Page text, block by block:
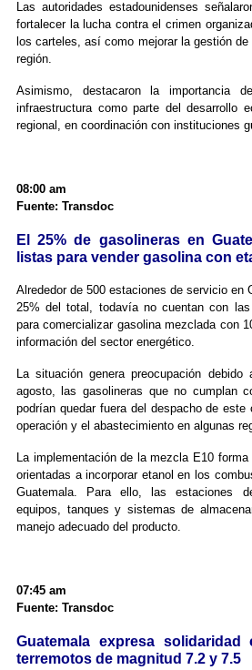
Las autoridades estadounidenses
fortalecer la lucha contra el crimen
los carteles, así como mejorar la gestión
región.
Asimismo, destacaron la importancia
infraestructura como parte del desarrollo
regional, en coordinación con instituciones
08:00 am
Fuente: Transdoc
El 25% de gasolineras en
listas para vender gasolina con
Alrededor de 500 estaciones de servicio en
25% del total, todavía no cuentan con las
para comercializar gasolina mezclada con
información del sector energético.
La situación genera preocupación
agosto, las gasolineras que no cumplan
podrían quedar fuera del despacho de
operación y el abastecimiento en algunas
La implementación de la mezcla E10
orientadas a incorporar etanol en los
Guatemala. Para ello, las estaciones
equipos, tanques y sistemas de
manejo adecuado del producto.
07:45 am
Fuente: Transdoc
Guatemala expresa solidaridad
terremotos de magnitud 7.2 y 7.5